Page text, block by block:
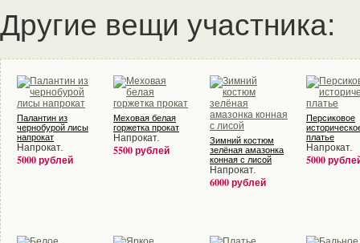
Другие вещи участника:
Палантин из
чернобурой лисы
напрокат
Напрокат.
5000 рублей
Меховая белая
горжетка прокат
Напрокат.
5500 рублей
Зимний костюм
зелёная амазонка
конная с лисой
Напрокат.
6000 рублей
Персиковое
платье
Напрокат.
5000